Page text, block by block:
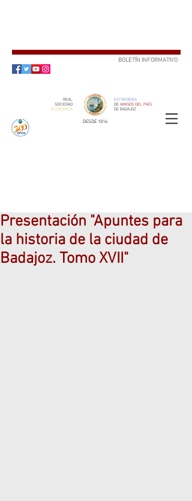
BOLETÍN INFORMATIVO
REAL
SOCIEDAD
ECONÓMICA
EXTREMEÑA
DE AMIGOS DEL PAÍS
DE BADAJOZ
DESDE 1816
Presentación "Apuntes para
la historia de la ciudad de
Badajoz. Tomo XVII"